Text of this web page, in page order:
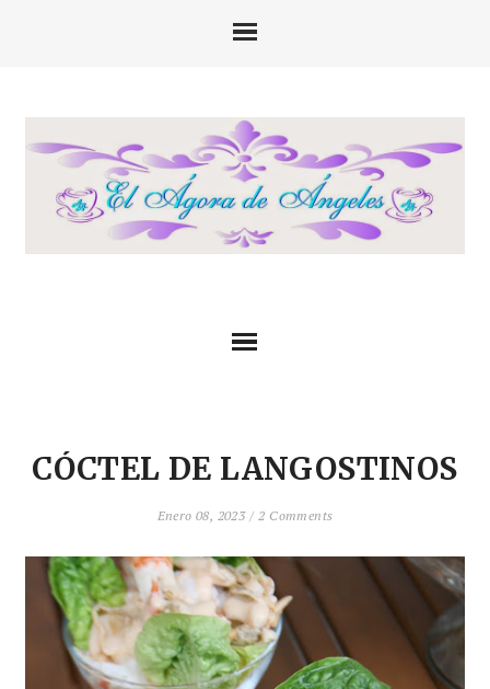
CÓCTEL DE LANGOSTINOS
Enero 08, 2023 / 2 Comments